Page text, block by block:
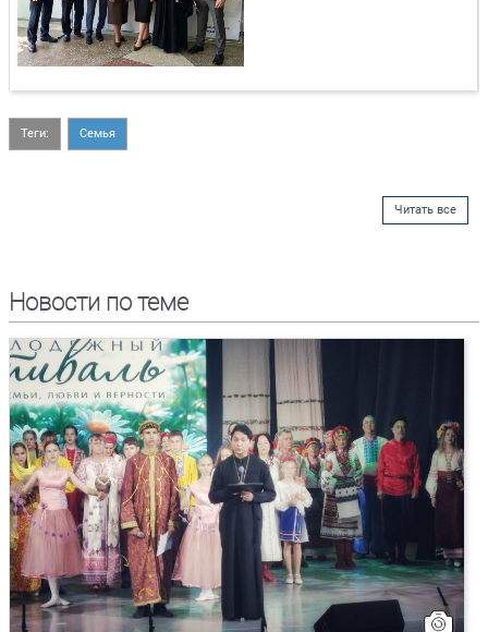
Теги: Семья
Читать все
Новости по теме